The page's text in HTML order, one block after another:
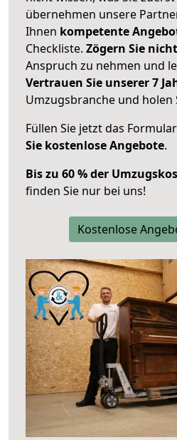
übernehmen unsere
Ihnen kompetente
Checkliste. Zögern Sie nicht
Anspruch zu nehmen und
Vertrauen Sie unserer 7
Umzugsbranche und holen
Füllen Sie jetzt das
Sie kostenlose Angebote.
Bis zu 60 % der
finden Sie nur bei uns!
Kostenlose